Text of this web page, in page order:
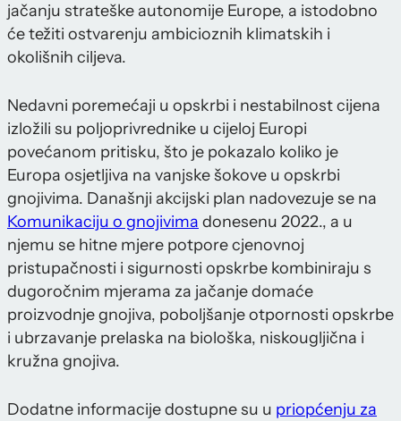
jačanju strateške autonomije Europe, a istodobno
će težiti ostvarenju ambicioznih klimatskih i
okolišnih ciljeva.
Nedavni poremećaji u opskrbi i nestabilnost cijena
izložili su poljoprivrednike u cijeloj Europi
povećanom pritisku, što je pokazalo koliko je
Europa osjetljiva na vanjske šokove u opskrbi
gnojivima. Današnji akcijski plan nadovezuje se na
Komunikaciju o gnojivima donesenu 2022., a u
njemu se hitne mjere potpore cjenovnoj
pristupačnosti i sigurnosti opskrbe kombiniraju s
dugoročnim mjerama za jačanje domaće
proizvodnje gnojiva, poboljšanje otpornosti opskrbe
i ubrzavanje prelaska na biološka, niskougljična i
kružna gnojiva.
Dodatne informacije dostupne su u priopćenju za